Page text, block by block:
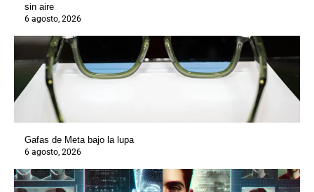
sin aire
6 agosto, 2026
Gafas de Meta bajo la lupa
6 agosto, 2026